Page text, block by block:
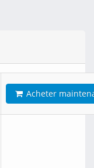
Acheter